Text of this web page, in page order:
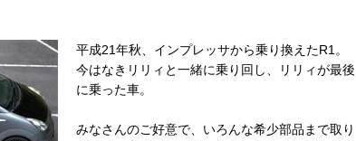
平成21年秋、インプレッサから乗り換えたR1。
今はなきリリィと一緒に乗り回し、リリィが最後
に乗った車。
みなさんのご好意で、いろんな希少部品まで取り